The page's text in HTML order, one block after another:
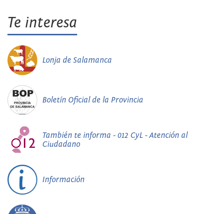
Te interesa
Lonja de Salamanca
Boletín Oficial de la Provincia
También te informa - 012 CyL - Atención al
Ciudadano
Información